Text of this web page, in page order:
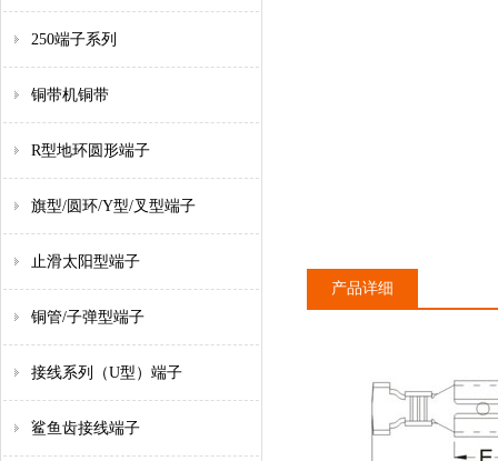
250端子系列
铜带机铜带
R型地环圆形端子
旗型/圆环/Y型/叉型端子
止滑太阳型端子
铜管/子弹型端子
接线系列（U型）端子
鲨鱼齿接线端子
产品详细